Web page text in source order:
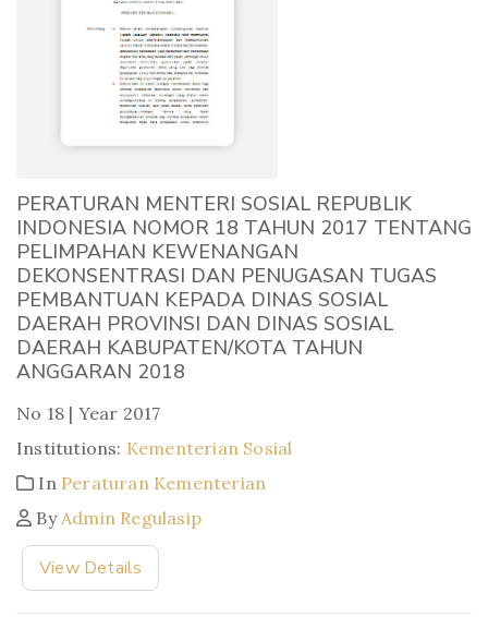
PERATURAN MENTERI SOSIAL REPUBLIK
INDONESIA NOMOR 18 TAHUN 2017 TENTANG
PELIMPAHAN KEWENANGAN
DEKONSENTRASI DAN PENUGASAN TUGAS
PEMBANTUAN KEPADA DINAS SOSIAL
DAERAH PROVINSI DAN DINAS SOSIAL
DAERAH KABUPATEN/KOTA TAHUN
ANGGARAN 2018
No 18 | Year 2017
Institutions: Kementerian Sosial
In Peraturan Kementerian
ByAdmin Regulasip
View Details